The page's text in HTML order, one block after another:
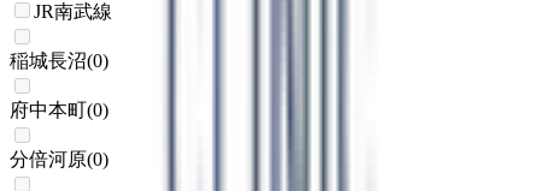
JR南武線
稲城長沼(0)
府中本町(0)
分倍河原(0)